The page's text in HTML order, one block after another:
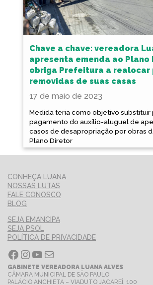
Chave a chave: vereadora
apresenta emenda ao Plano
obriga Prefeitura a realocar
removidas de suas casas
17 de maio de 2023
Medida teria como objetivo substituir
pagamento do auxílio-aluguel de
casos de desapropriação por obras
Plano Diretor
CONHEÇA LUANA
NOSSAS LUTAS
FALE CONOSCO
BLOG
SEJA EMANCIPA
SEJA PSOL
POLÍTICA DE PRIVACIDADE
Facebook InstagramYoutube E-mail
GABINETE VEREADORA LUANA ALVES
CÂMARA MUNICIPAL DE SÃO PAULO
PALÁCIO ANCHIETA – VIADUTO JACAREÍ, 100